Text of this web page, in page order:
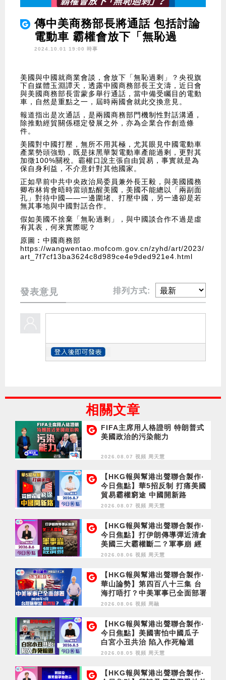
傳中美商務部長將通話 包括討論
電動車 霸權會放下「無恥過
剩」？
2024.10.01 19:00 時事
美國與中國就商業會談，會放下「無恥過剩」？央視旗
下自媒體玉淵譚天，透露中國商務部長王文濤，近日會
與美國商務部長雷蒙多舉行通話，當中備受矚目的電動
車，自然是重點之一，屆時兩國會就此交換意見。
報道指出是次通話，是兩國商務部門機制性對話溝通，
除推動經貿關係穩定發展之外，亦為企業合作創造條
件。
美國對中國打壓，無所不用其極，尤其眼見中國電動車
產業勢頭強勁，既是抹黑華製電動車產能過剩，更對其
加徵100%關稅。霸權口說主張自由貿易，事實就是為
保自身利益，不介意針對其他國家。
正如早前中共中央政治局委員兼外長王毅，與美國國務
卿布林肯會晤時當頭點醒美國，美國不能總以「兩副面
孔」對待中國——一邊圍堵、打壓中國，另一邊卻是若
無其事地與中國對話合作。
假如美國不捨棄「無恥過剩」，與中國談合作不過是虛
有其表，何來實際呢？
原圖︰中國商務部
https://wangwentao.mofcom.gov.cn/zyhd/art/2023/
art_7f7cf13ba3624c8d989ce4e9ded921e4.html
發表意見 排列方式:
相關文章
FIFA主席用人格證明 特朗普式
美國政治的污染能力
2026.08.07 視頻 周天慧
【HKG報與幫港出聲聯合製作‧
今日焦點】華5招反制 打痛美國
貿易霸權窮途 中國開新路
2026.08.07 視頻 周天慧
【HKG報與幫港出聲聯合製作‧
今日焦點】打伊朗傳導彈近清倉
美國三大霸權斷二？軍事崩 經
濟損
2026.08.06 視頻 周天慧
【HKG報與幫港出聲聯合製作‧
華山論勢】第四百八十三集 台
海打唔打？中美軍事已全面部署
2028年1月台灣選舉是臨界點？
2026.08.06 視頻 周融
【HKG報與幫港出聲聯合製作‧
今日焦點】美國害怕中國瓜子
白宮小丑共治 陷入作死輪迴
2026.08.05 視頻 周天慧
【HKG報與幫港出聲聯合製作‧